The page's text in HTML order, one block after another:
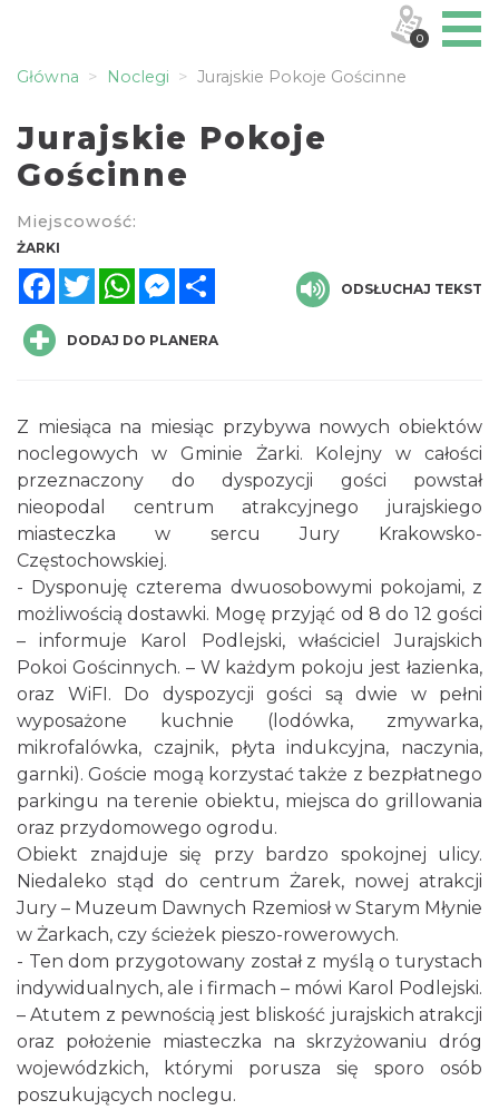
Główna Noclegi Jurajskie Pokoje Gościnne
Jurajskie Pokoje
Gościnne
Miejscowość:
ŻARKI
FacebookTwitterWhatsAppMessenger
ODSŁUCHAJ TEKST
DODAJ DO PLANERA
Z miesiąca na miesiąc przybywa nowych obiektów
noclegowych w Gminie Żarki. Kolejny w całości
przeznaczony do dyspozycji gości powstał
nieopodal centrum atrakcyjnego jurajskiego
miasteczka w sercu Jury Krakowsko-
Częstochowskiej.
- Dysponuję czterema dwuosobowymi pokojami, z
możliwością dostawki. Mogę przyjąć od 8 do 12 gości
– informuje Karol Podlejski, właściciel Jurajskich
Pokoi Gościnnych. – W każdym pokoju jest łazienka,
oraz WiFI. Do dyspozycji gości są dwie w pełni
wyposażone kuchnie (lodówka, zmywarka,
mikrofalówka, czajnik, płyta indukcyjna, naczynia,
garnki). Goście mogą korzystać także z bezpłatnego
parkingu na terenie obiektu, miejsca do grillowania
oraz przydomowego ogrodu.
Obiekt znajduje się przy bardzo spokojnej ulicy.
Niedaleko stąd do centrum Żarek, nowej atrakcji
Jury – Muzeum Dawnych Rzemiosł w Starym Młynie
w Żarkach, czy ścieżek pieszo-rowerowych.
- Ten dom przygotowany został z myślą o turystach
indywidualnych, ale i firmach – mówi Karol Podlejski.
– Atutem z pewnością jest bliskość jurajskich atrakcji
oraz położenie miasteczka na skrzyżowaniu dróg
wojewódzkich, którymi porusza się sporo osób
poszukujących noclegu.
0